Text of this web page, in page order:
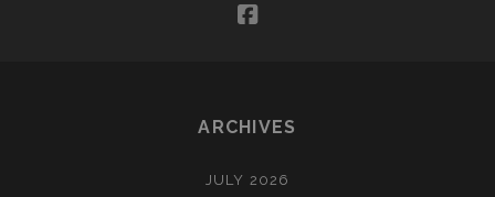
facebook
ARCHIVES
JULY 2026